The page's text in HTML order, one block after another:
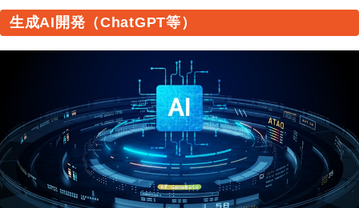
生成AI開発（ChatGPT等）